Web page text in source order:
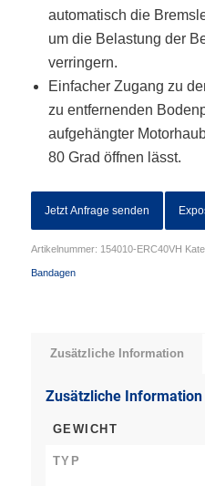
automatisch die
um die Belastung der
verringern.
Einfacher Zugang zu
zu entfernenden
aufgehängter
80 Grad öffnen lässt.
Jetzt Anfrage senden
Artikelnummer: 154010-ERC40VH
Bandagen
Zusätzliche Information
Zusätzliche Information
GEWICHT
TYP